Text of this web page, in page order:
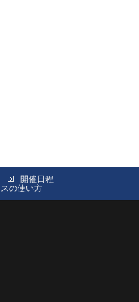
開催日程
の使い方